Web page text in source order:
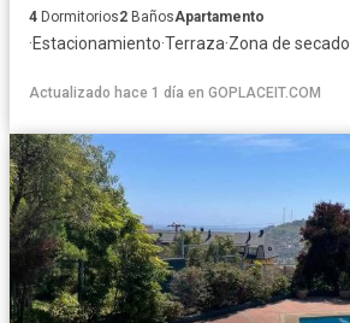
4 Dormitorios2 BañosApartamento
·Estacionamiento·Terraza·Zona de secado
Actualizado hace 1 día en GOPLACEIT.COM